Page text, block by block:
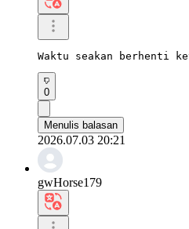
Waktu seakan berhenti
0
Menulis balasan
2026.07.03 20:21
gwHorse179